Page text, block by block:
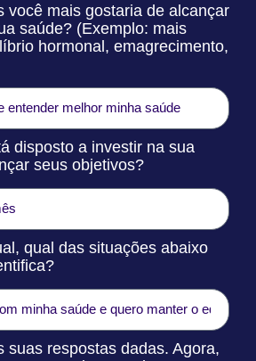
você mais gostaria de alcançar
saúde? (Exemplo: mais
hormonal, emagrecimento,
disposto a investir na sua
seus objetivos?
qual das situações abaixo
suas respostas dadas. Agora,